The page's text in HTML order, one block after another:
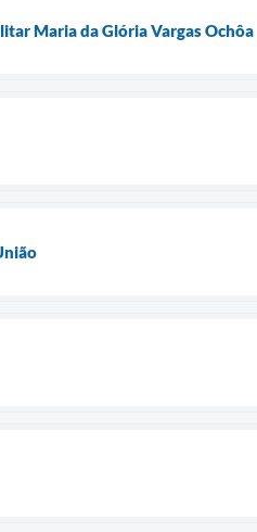
Maria da Glória Vargas Ochôa